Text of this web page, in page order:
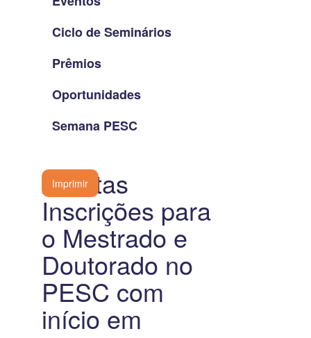
Ciclo de Seminários
Prêmios
Oportunidades
Semana PESC
Imprimir
Abertas
Inscrições para
o Mestrado e
Doutorado no
PESC com
início em